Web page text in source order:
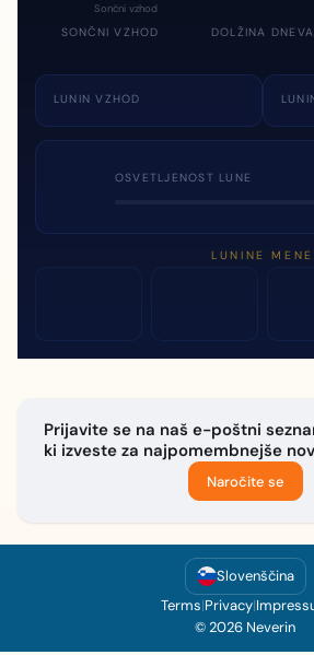
Sončni vzhod
SONČNI VZHOD DOLŽINA DNEVA
LUNIN VZHOD
OSVETLJENOST LUNE
LUNINE MENE
Prijavite se na naš e-poštni
ki izveste za najpomembnejše
Naročite se
Slovenščina
Terms|Privacy|
© 2026 Neverin